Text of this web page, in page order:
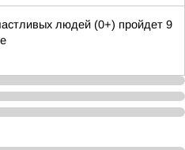
людей (0+) пройдет 9